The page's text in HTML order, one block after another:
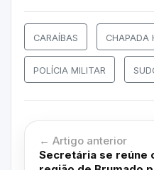
CARAÍBAS CHAPADA
POLÍCIA MILITAR
← Artigo anterior
Secretária se reúne